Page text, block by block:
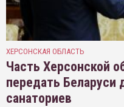
ХЕРСОНСКАЯ ОБЛАСТЬ
Часть Херсонской
передать Беларуси
санаториев